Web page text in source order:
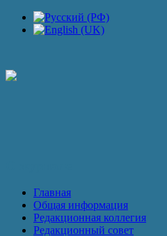
Главная
Общая информация
Редакционная коллегия
Редакционный совет